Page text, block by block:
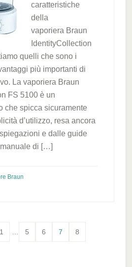
caratteristiche
della
vaporiera Braun
IdentityCollection
quelli che sono i
più importanti di
La vaporiera Braun
FS 5100 è un
che spicca sicuramente
d’utilizzo, resa ancora
e dalle guide
di […]
Braun
Page
1 Page
5 Page
6 Page
7 Page
8